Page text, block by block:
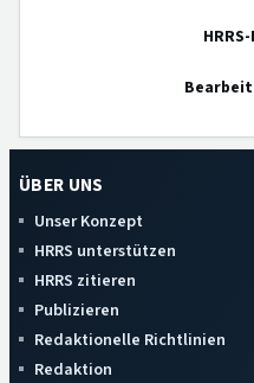
ÜBER UNS
Unser Konzept
HRRS unterstützen
HRRS zitieren
Publizieren
Redaktionelle Richtlinien
Redaktion